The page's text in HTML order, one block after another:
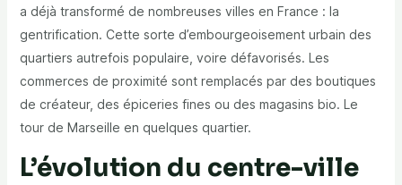
a déjà transformé de nombreuses villes en France : la
gentrification. Cette sorte d’embourgeoisement urbain des
quartiers autrefois populaire, voire défavorisés. Les
commerces de proximité sont remplacés par des boutiques
de créateur, des épiceries fines ou des magasins bio. Le
tour de Marseille en quelques quartier.
L’évolution du centre-ville